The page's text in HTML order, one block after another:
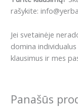
rašykite:
Jei svetainėje
domina
klausimus ir mes
Panašūs